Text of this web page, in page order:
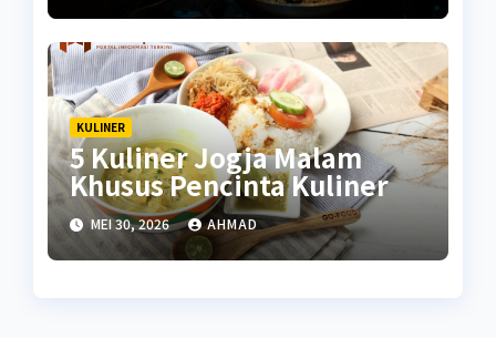
KULINER
5 Kuliner Jogja Malam
Khusus Pencinta Kuliner
MEI 30, 2026 AHMAD